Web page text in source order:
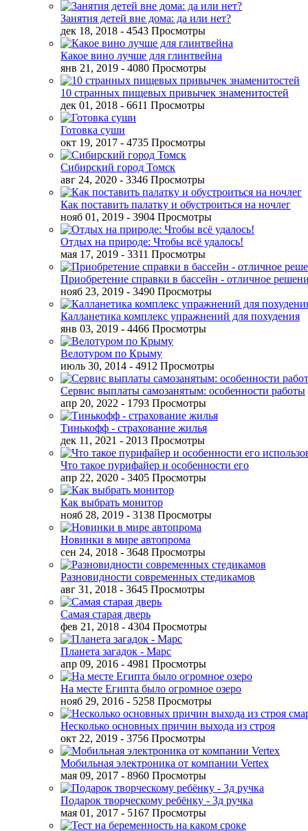
Занятия детей вне дома: да или нет?
дек 18, 2018 - 4543 Просмотры
Какое вино лучше для глинтвейна
янв 21, 2019 - 4080 Просмотры
10 странных пищевых привычек знаменитостей
дек 01, 2018 - 6611 Просмотры
Готовка суши
окт 19, 2017 - 4735 Просмотры
Сибирский город Томск
авг 24, 2020 - 3346 Просмотры
Как поставить палатку и обустроиться на ночлег
нояб 01, 2019 - 3904 Просмотры
Отдых на природе: Чтобы всё удалось!
мая 17, 2019 - 3311 Просмотры
Приобретение справки в бассейн - отличное
нояб 23, 2019 - 3490 Просмотры
Калланетика комплекс упражнений для похудения
янв 03, 2019 - 4466 Просмотры
Велотуром по Крыму
июль 30, 2014 - 4912 Просмотры
Сервис выплаты самозанятым: особенности работы
апр 20, 2022 - 1793 Просмотры
Тинькофф - страхование жилья
дек 11, 2021 - 2013 Просмотры
Что такое пурифайер и особенности его
апр 22, 2020 - 3405 Просмотры
Как выбрать монитор
нояб 28, 2019 - 3138 Просмотры
Новинки в мире автопрома
сен 24, 2018 - 3648 Просмотры
Разновидности современных стедикамов
авг 31, 2018 - 3645 Просмотры
Самая старая дверь
фев 21, 2018 - 4304 Просмотры
Планета загадок - Марс
апр 09, 2016 - 4981 Просмотры
На месте Египта было огромное озеро
нояб 29, 2016 - 5258 Просмотры
Несколько основных причин выхода из строя
окт 22, 2019 - 3756 Просмотры
Мобильная электроника от компании Vertex
мая 09, 2017 - 8960 Просмотры
Подарок творческому ребёнку - 3д ручка
мая 01, 2017 - 5167 Просмотры